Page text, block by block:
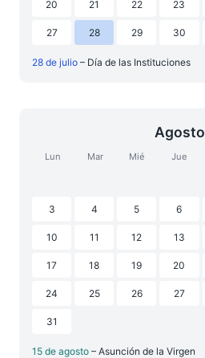
20 21 22 23
27 28 29 30
28 de julio – Día de las Instituciones
Agosto
Lun Mar Mié Jue
3 4 5 6
10 11 12 13
17 18 19 20
24 25 26 27
31
15 de agosto – Asunción de la Virgen